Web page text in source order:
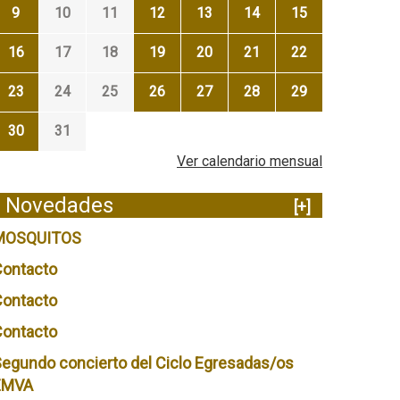
9 10 11 12 13 14 15
16 17 18 19 20 21 22
23 24 25 26 27 28 29
30
31
Ver calendario mensual
Novedades
[+]
concierto del Ciclo Egresadas/os